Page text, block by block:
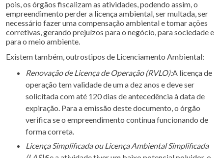
pois, os órgãos fiscalizam as atividades, podendo assim, o
empreendimento perder a licença ambiental, ser multada, ser
necessário fazer uma compensação ambiental e tomar ações
corretivas, gerando prejuízos para o negócio, para sociedade e
para o meio ambiente.
Existem também, outrostipos de Licenciamento Ambiental:
Renovação de Licença de Operação (RVLO):A licença de
operação tem validade de um a dez anos e deve ser
solicitada com até 120 dias de antecedência à data de
expiração. Para a emissão deste documento, o órgão
verifica se o empreendimento continua funcionando de
forma correta.
Licença Simplificada ou Licença Ambiental Simplificada